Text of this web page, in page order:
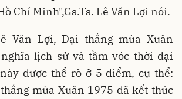
Chí Minh",Gs.Ts. Lê Văn Lợi nói.
Văn Lợi, Đại thắng mùa Xuân
lịch sử và tầm vóc thời đại
được thể rõ ở 5 điểm, cụ thể:
mùa Xuân 1975 đã kết thúc